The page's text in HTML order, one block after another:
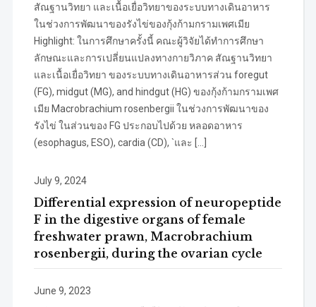
สัณฐานวิทยา และเนื้อเยื่อวิทยาของระบบทางเดินอาหาร
ในช่วงการพัฒนาของรังไข่ของกุ้งก้ามกรามเพศเมีย
Highlight: ในการศึกษาครั้งนี้ คณะผู้วิจัยได้ทำการศึกษา
ลักษณะและการเปลี่ยนแปลงทางกายวิภาค สัณฐานวิทยา
และเนื้อเยื่อวิทยา ของระบบทางเดินอาหารส่วน foregut
(FG), midgut (MG), and hindgut (HG) ของกุ้งก้ามกรามเพศ
เมีย Macrobrachium rosenbergii ในช่วงการพัฒนาของ
รังไข่ ในส่วนของ FG ประกอบไปด้วย หลอดอาหาร
(esophagus, ESO), cardia (CD), `และ […]
July 9, 2024
Differential expression of neuropeptide
F in the digestive organs of female
freshwater prawn, Macrobrachium
rosenbergii, during the ovarian cycle
June 9, 2023